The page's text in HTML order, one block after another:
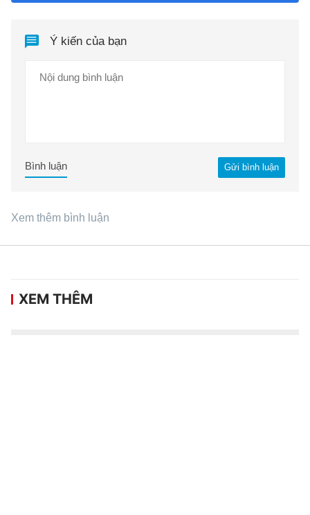
Ý kiến của bạn
Gửi bình luận
Bình luận
Xem thêm bình luận
XEM THÊM